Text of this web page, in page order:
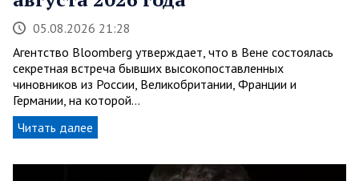
05.08.2026 21:28
Агентство Bloomberg утверждает, что в Вене состоялась
секретная встреча бывших высокопоставленных
чиновников из России, Великобритании, Франции и
Германии, на которой…
Читать далее